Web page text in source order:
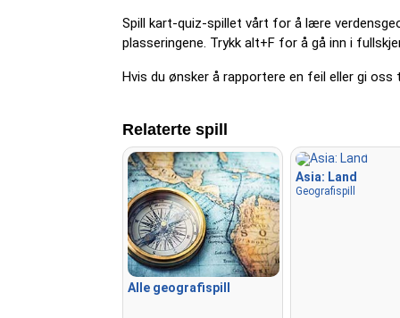
Spill kart-quiz-spillet vårt for å lære
plasseringene. Trykk alt+F for å gå inn i
Hvis du ønsker å rapportere en feil eller gi
Relaterte spill
Alle geografispill
Asia: Land
Geografispill